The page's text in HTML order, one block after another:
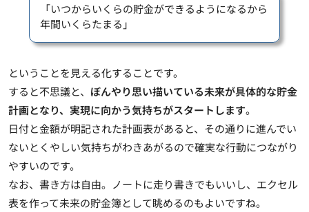
「いつからいくらの貯金ができるようになるから
年間いくらたまる」
ということを見える化することです。
すると不思議と、 ぼんやり思い描いている未来が具体的な貯金
計画となり、実現に向かう気持ちがスタートします。
日付と金額が明記された計画表があると、その通りに進んでい
ないとくやしい気持ちがわきあがるので確実な行動につながり
やすいのです。
なお、書き方は自由。ノートに走り書きでもいいし、エクセル
表を作って未来の貯金簿として眺めるのもよいですね。